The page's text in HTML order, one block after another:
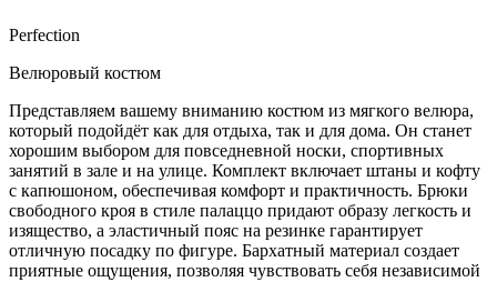
Perfection
Велюровый костюм
Представляем вашему вниманию костюм из мягкого велюра,
который подойдёт как для отдыха, так и для дома. Он станет
хорошим выбором для повседневной носки, спортивных
занятий в зале и на улице. Комплект включает штаны и кофту
с капюшоном, обеспечивая комфорт и практичность. Брюки
свободного кроя в стиле палаццо придают образу легкость и
изящество, а эластичный пояс на резинке гарантирует
отличную посадку по фигуре. Бархатный материал создает
приятные ощущения, позволяя чувствовать себя независимой